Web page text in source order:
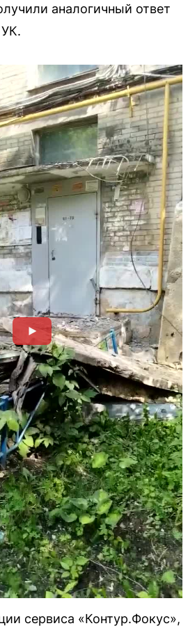
аналогичный ответ
сервиса «Контур.Фокус»,